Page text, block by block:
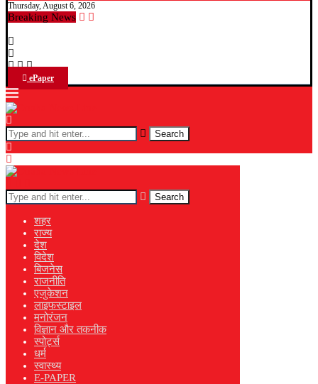
Thursday, August 6, 2026
Breaking News
ePaper
Search
Search
शहर
राज्य
देश
विदेश
बिजनेस
राजनीति
एजुकेशन
लाइफस्टाइल
मनोरंजन
विज्ञान और तकनीक
स्पोर्ट्स
धर्म
स्वास्थ्य
E-PAPER